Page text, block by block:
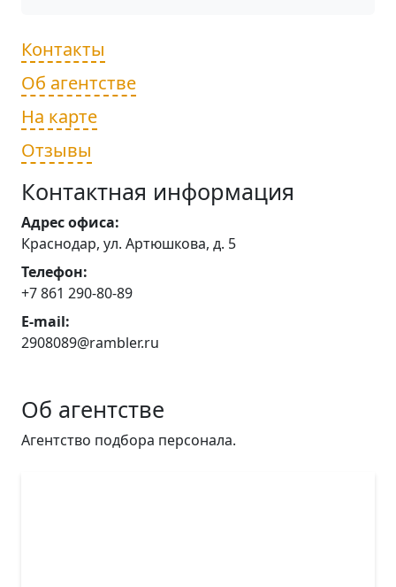
Контакты
Об агентстве
На карте
Отзывы
Контактная информация
Адрес офиса:
Краснодар, ул. Артюшкова, д. 5
Телефон:
+7 861 290-80-89
E-mail:
2908089@rambler.ru
Об агентстве
Агентство подбора персонала.